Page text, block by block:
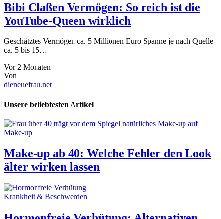
Bibi Claßen Vermögen: So reich ist die
YouTube-Queen wirklich
Geschätztes Vermögen ca. 5 Millionen Euro Spanne je nach Quelle
ca. 5 bis 15…
Vor 2 Monaten
Von
dieneuefrau.net
Unsere beliebtesten Artikel
Make-up
Make-up ab 40: Welche Fehler den Look
älter wirken lassen
Krankheit & Beschwerden